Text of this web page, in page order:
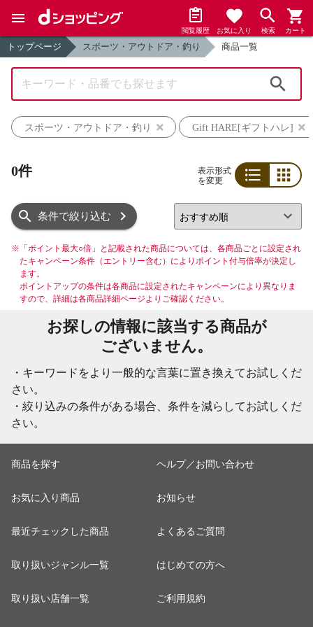
閲覧履歴 お気に入り 検索 カート
トップページ スポーツ・アウトドア・釣り 商品一覧
スポーツ・アウトドア・釣り
Gift HARE[ギフトハレ]
0件
表示形式
を変更
条件で絞り込む
※ 「ポイント最大○倍」と記載された商品については、各商品ごとに設定され
たキャンペーン条件（エントリー含む）によりポイント付与倍率が決定し
ます。
ポイントアップの条件は各商品に設定されたキャンペーンにより異なりま
すので、詳細は各商品詳細ページよりご確認ください。
お探しの情報に該当する商品が
ございません。
・キーワードをより一般的な言葉に置き換えてお試しくだ
さい。
・絞り込みの条件がある場合、条件を減らしてお試しくだ
さい。
商品を探す
お気に入り商品
最近チェックした商品
取り扱いジャンル一覧
取り扱い店舗一覧
ヘルプ／お問い合わせ
お知らせ
よくあるご質問
はじめての方へ
ご利用規約